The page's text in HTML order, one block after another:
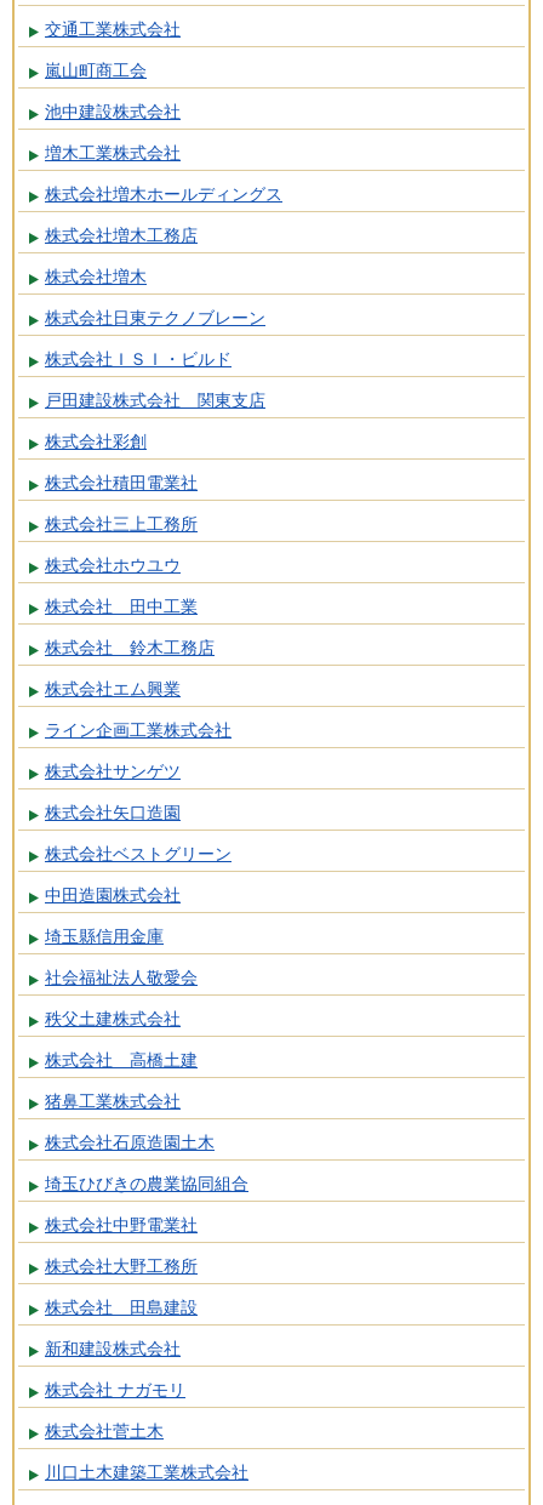
交通工業株式会社
嵐山町商工会
池中建設株式会社
増木工業株式会社
株式会社増木ホールディングス
株式会社増木工務店
株式会社増木
株式会社日東テクノブレーン
株式会社ＩＳＩ・ビルド
戸田建設株式会社 関東支店
株式会社彩創
株式会社積田電業社
株式会社三上工務所
株式会社ホウユウ
株式会社 田中工業
株式会社 鈴木工務店
株式会社エム興業
ライン企画工業株式会社
株式会社サンゲツ
株式会社矢口造園
株式会社ベストグリーン
中田造園株式会社
埼玉縣信用金庫
社会福祉法人敬愛会
秩父土建株式会社
株式会社 高橋土建
猪鼻工業株式会社
株式会社石原造園土木
埼玉ひびきの農業協同組合
株式会社中野電業社
株式会社大野工務所
株式会社 田島建設
新和建設株式会社
株式会社 ナガモリ
株式会社菅土木
川口土木建築工業株式会社